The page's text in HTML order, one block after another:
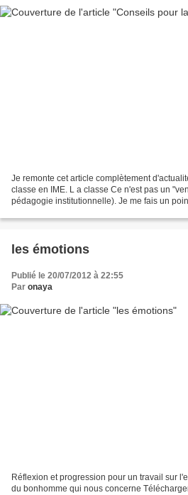
Je remonte cet article complètement
classe en IME. L a classe Ce n'est pas un
pédagogie institutionnelle). Je me fais un
les émotions
Publié le 20/07/2012 à 22:55
Par onaya
Réflexion et progression pour un travail sur
du bonhomme qui nous concerne